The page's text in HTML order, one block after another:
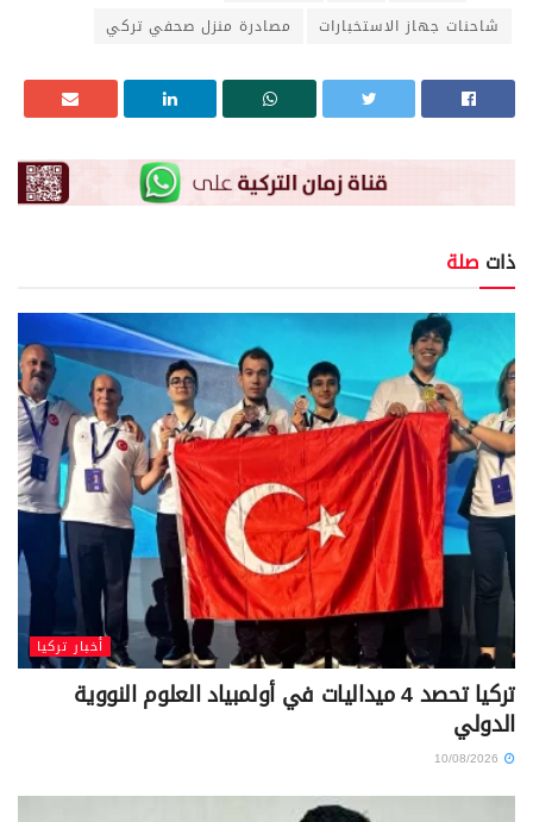
شاحنات جهاز الاستخبارات
مصادرة منزل صحفي تركي
ذات صلة
أخبار تركيا
تركيا تحصد 4 ميداليات في أولمبياد العلوم النووية
الدولي